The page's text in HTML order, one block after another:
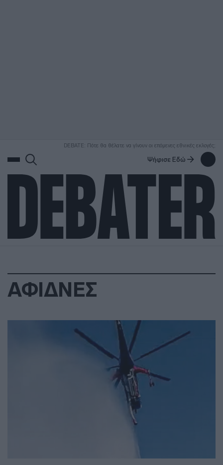
DEBATE: Πότε θα θέλατε να γίνουν οι επόμενες εθνικές εκλογές;
Ψήφισε Εδώ
ΑΦΙΔΝΕΣ